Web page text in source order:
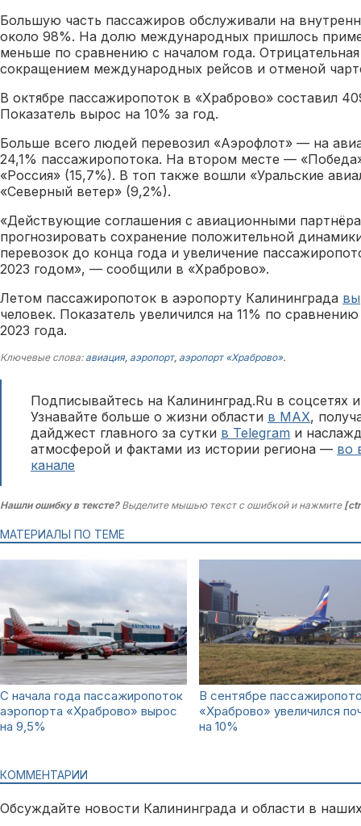
Большую часть пассажиров обслуживали на
около 98%. На долю международных пришлось
меньше по сравнению с началом года.
сокращением международных рейсов и отменой
В октябре пассажиропоток в «Храброво» составил
Показатель вырос на 10% за год.
Больше всего людей перевозил «Аэрофлот» — на
24,1% пассажиропотока. На втором месте —
«Россия» (15,7%). В топ также вошли «Уральские
«Северный ветер» (9,2%).
«Действующие соглашения с авиационными
прогнозировать сохранение положительной
перевозок до конца года и увеличение
2023 годом», — сообщили в «Храброво».
Летом пассажиропоток в аэропорту Калининграда
человек. Показатель увеличился на 11% по
2023 года.
Ключевые слова: авиация, аэропорт, аэропорт «Храброво».
Подписывайтесь на Калининград.Ru в соцсетях
Узнавайте больше о жизни области в MAX,
дайджест главного за сутки в Telegram и
атмосферой и фактами из истории региона — во
канале
Нашли ошибку в тексте?Выделите мышью текст с ошибкой и нажмите
МАТЕРИАЛЫ ПО ТЕМЕ
С начала года пассажиропоток
аэропорта «Храброво» вырос
на 9,5%
В сентябре
«Храброво» увеличился
на 10%
КОММЕНТАРИИ
Обсуждайте новости Калининграда и области в